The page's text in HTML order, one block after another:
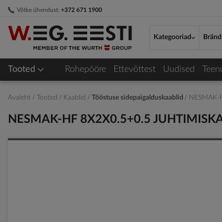
Võtke ühendust: +372 671 1900
Skip
Content
Kategooriad
Tooted Rohepööre Ettevõttest Uudised
Avaleht Tooted Kaablid Tööstuse sidepaigalduskaablid NESMAK-
NESMAK-HF 8X2X0.5+0.5